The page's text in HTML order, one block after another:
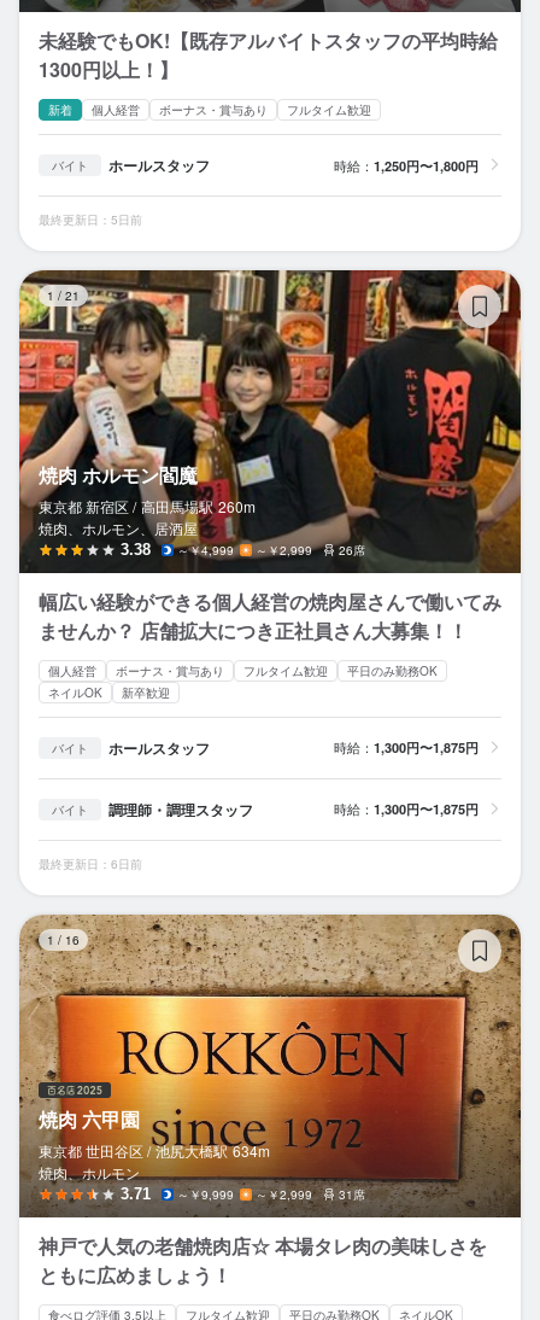
未経験でもOK!【既存アルバイトスタッフの平均時給
1300円以上！】
新着 個人経営 ボーナス・賞与あり フルタイム歓迎
バイト ホールスタッフ 時給： 1,250円〜1,800円
最終更新日：5日前
1 / 21
焼肉 ホルモン閻魔
東京都 新宿区 / 高田馬場駅 260m
焼肉、ホルモン、居酒屋
3.38 ～￥4,999 ～￥2,999 26席
幅広い経験ができる個人経営の焼肉屋さんで働いてみ
ませんか？ 店舗拡大につき正社員さん大募集！！
個人経営 ボーナス・賞与あり フルタイム歓迎
平日のみ勤務OK
ネイルOK
新卒歓迎
バイト ホールスタッフ 時給： 1,300円〜1,875円
バイト 調理師・調理スタッフ 時給： 1,300円〜1,875円
最終更新日：6日前
1 / 16
焼肉 六甲園
東京都 世田谷区 / 池尻大橋駅 634m
焼肉、ホルモン
3.71 ～￥9,999 ～￥2,999 31席
神戸で人気の老舗焼肉店☆ 本場タレ肉の美味しさを
ともに広めましょう！
食べログ評価 3.5以上 フルタイム歓迎 平日のみ勤務OK ネイルOK